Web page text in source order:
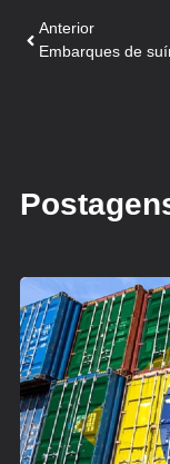
Anterior